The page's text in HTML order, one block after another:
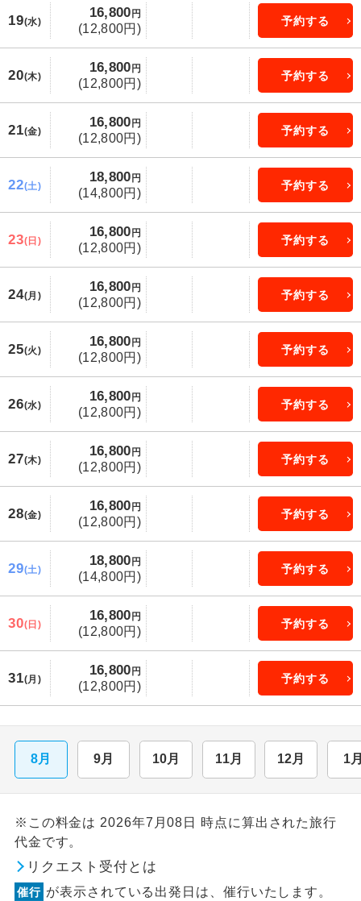
19(水)
16,800 円
(12,800円)
予約する
20(木)
16,800 円
(12,800円)
予約する
21(金)
16,800 円
(12,800円)
予約する
22(土)
18,800 円
(14,800円)
予約する
23(日)
16,800 円
(12,800円)
予約する
24(月)
16,800 円
(12,800円)
予約する
25(火)
16,800 円
(12,800円)
予約する
26(水)
16,800 円
(12,800円)
予約する
27(木)
16,800 円
(12,800円)
予約する
28(金)
16,800 円
(12,800円)
予約する
29(土)
18,800 円
(14,800円)
予約する
30(日)
16,800 円
(12,800円)
予約する
31(月)
16,800 円
(12,800円)
予約する
8月 9月 10月 11月 12月 1
※この料金は 2026年7月08日 時点に算出された旅行
代金です。
リクエスト受付とは
催行 が表示されている出発日は、催行いたします。